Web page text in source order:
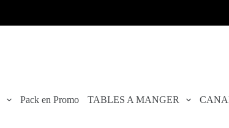
Pack en Promo TABLES A MANGER